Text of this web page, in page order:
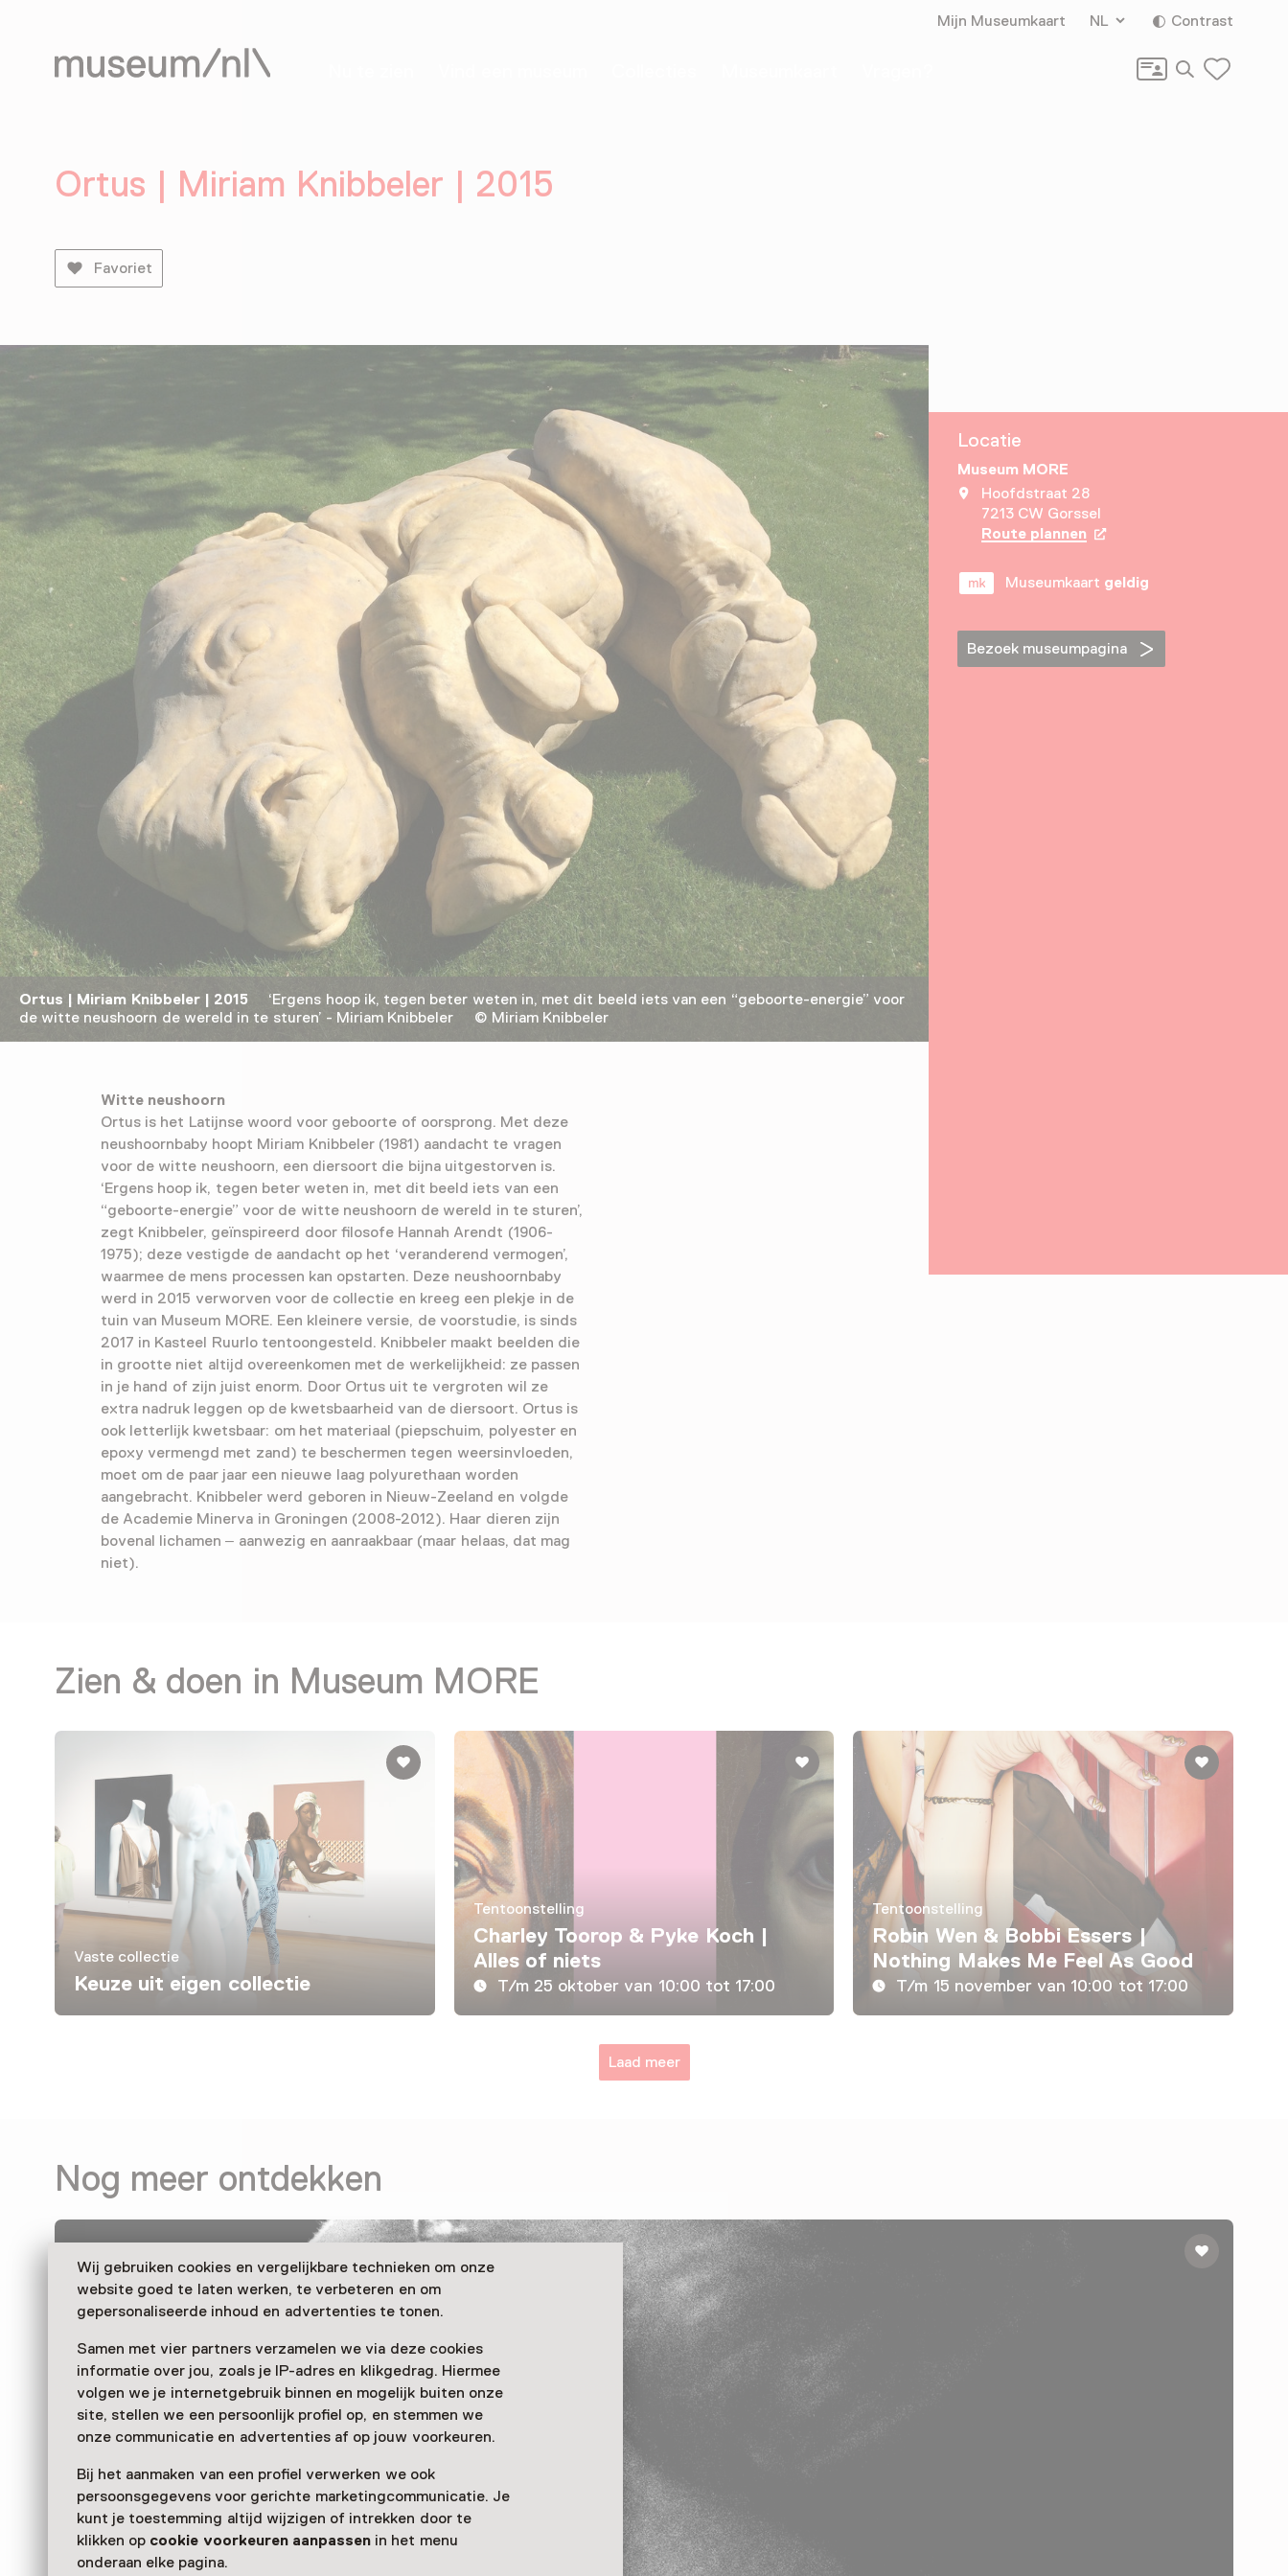
Wij gebruiken cookies en vergelijkbare technieken om onze
website goed te laten werken, te verbeteren en om
gepersonaliseerde inhoud en advertenties te tonen.
Samen met vier partners verzamelen we via deze cookies
informatie over jou, zoals je IP-adres en klikgedrag. Hiermee
volgen we je internetgebruik binnen en mogelijk buiten onze
site, stellen we een persoonlijk profiel op, en stemmen we
onze communicatie en advertenties af op jouw voorkeuren.
Bij het aanmaken van een profiel verwerken we ook
persoonsgegevens voor gerichte marketingcommunicatie. Je
kunt je toestemming altijd wijzigen of intrekken door te
klikken op cookie voorkeuren aanpassenin het menu
onderaan elke pagina.
Mijn Museumkaart NL Contrast
Zoeken
Ortus | Miriam Knibbeler | 2015
Favoriet
Ortus | Miriam Knibbeler | 2015 ‘Ergens hoop ik, tegen beter weten in, met dit beeld iets van een “geboorte-energie” voor
de witte neushoorn de wereld in te sturen’ - Miriam Knibbeler © Miriam Knibbeler
Witte neushoorn
Ortus is het Latijnse woord voor geboorte of oorsprong. Met deze
neushoornbaby hoopt Miriam Knibbeler (1981) aandacht te vragen
voor de witte neushoorn, een diersoort die bijna uitgestorven is.
‘Ergens hoop ik, tegen beter weten in, met dit beeld iets van een
“geboorte-energie” voor de witte neushoorn de wereld in te sturen’,
zegt Knibbeler, geïnspireerd door filosofe Hannah Arendt (1906-
1975); deze vestigde de aandacht op het ‘veranderend vermogen’,
waarmee de mens processen kan opstarten. Deze neushoornbaby
werd in 2015 verworven voor de collectie en kreeg een plekje in de
tuin van Museum MORE. Een kleinere versie, de voorstudie, is sinds
2017 in Kasteel Ruurlo tentoongesteld. Knibbeler maakt beelden die
in grootte niet altijd overeenkomen met de werkelijkheid: ze passen
in je hand of zijn juist enorm. Door Ortus uit te vergroten wil ze
extra nadruk leggen op de kwetsbaarheid van de diersoort. Ortus is
ook letterlijk kwetsbaar: om het materiaal (piepschuim, polyester en
epoxy vermengd met zand) te beschermen tegen weersinvloeden,
moet om de paar jaar een nieuwe laag polyurethaan worden
aangebracht. Knibbeler werd geboren in Nieuw-Zeeland en volgde
de Academie Minerva in Groningen (2008-2012). Haar dieren zijn
bovenal lichamen – aanwezig en aanraakbaar (maar helaas, dat mag
niet).
Locatie
Museum MORE
Hoofdstraat 28
7213 CW Gorssel
Route plannen Opent in een nieuw tabblad
Museumkaart geldig
Bezoek museumpagina
Zien & doen in Museum MORE
Vaste collectie
Keuze uit eigen collectie
Tentoonstelling
Charley Toorop & Pyke Koch |
Alles of niets
T/m 25 oktober van 10:00 tot 17:00
Tentoonstelling
Robin Wen & Bobbi Essers |
Nothing Makes Me Feel As Good
T/m 15 november van 10:00 tot 17:00
Laad meer
Nog meer ontdekken